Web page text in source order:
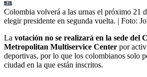
Colombia volverá a las urnas el próximo 21
elegir presidente en segunda vuelta. | Foto:
La votación no se realizará en la sede del
Metropolitan Multiservice Center por
deportivas, por lo que los colombianos solo
ciudad en la que están inscritos.